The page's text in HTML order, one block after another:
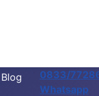
Blog
0833/
Whatsapp